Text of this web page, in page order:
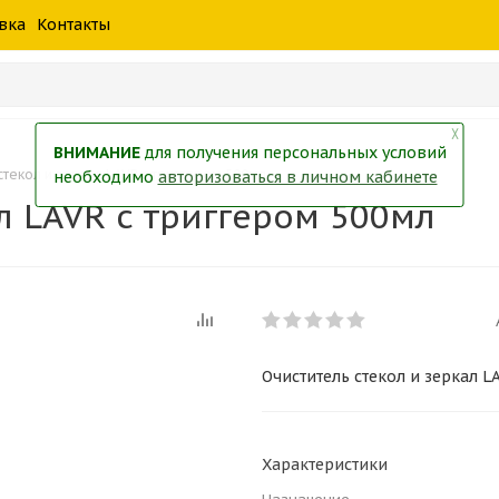
Контакты
и зеркал LAVR с триггером 500мл
LAVR с триггером 500мл
Очиститель стекол и зеркал
Характеристики
╳
ВНИМАНИЕдля получения персональных условий
необходимо авторизоваться в личном кабинете